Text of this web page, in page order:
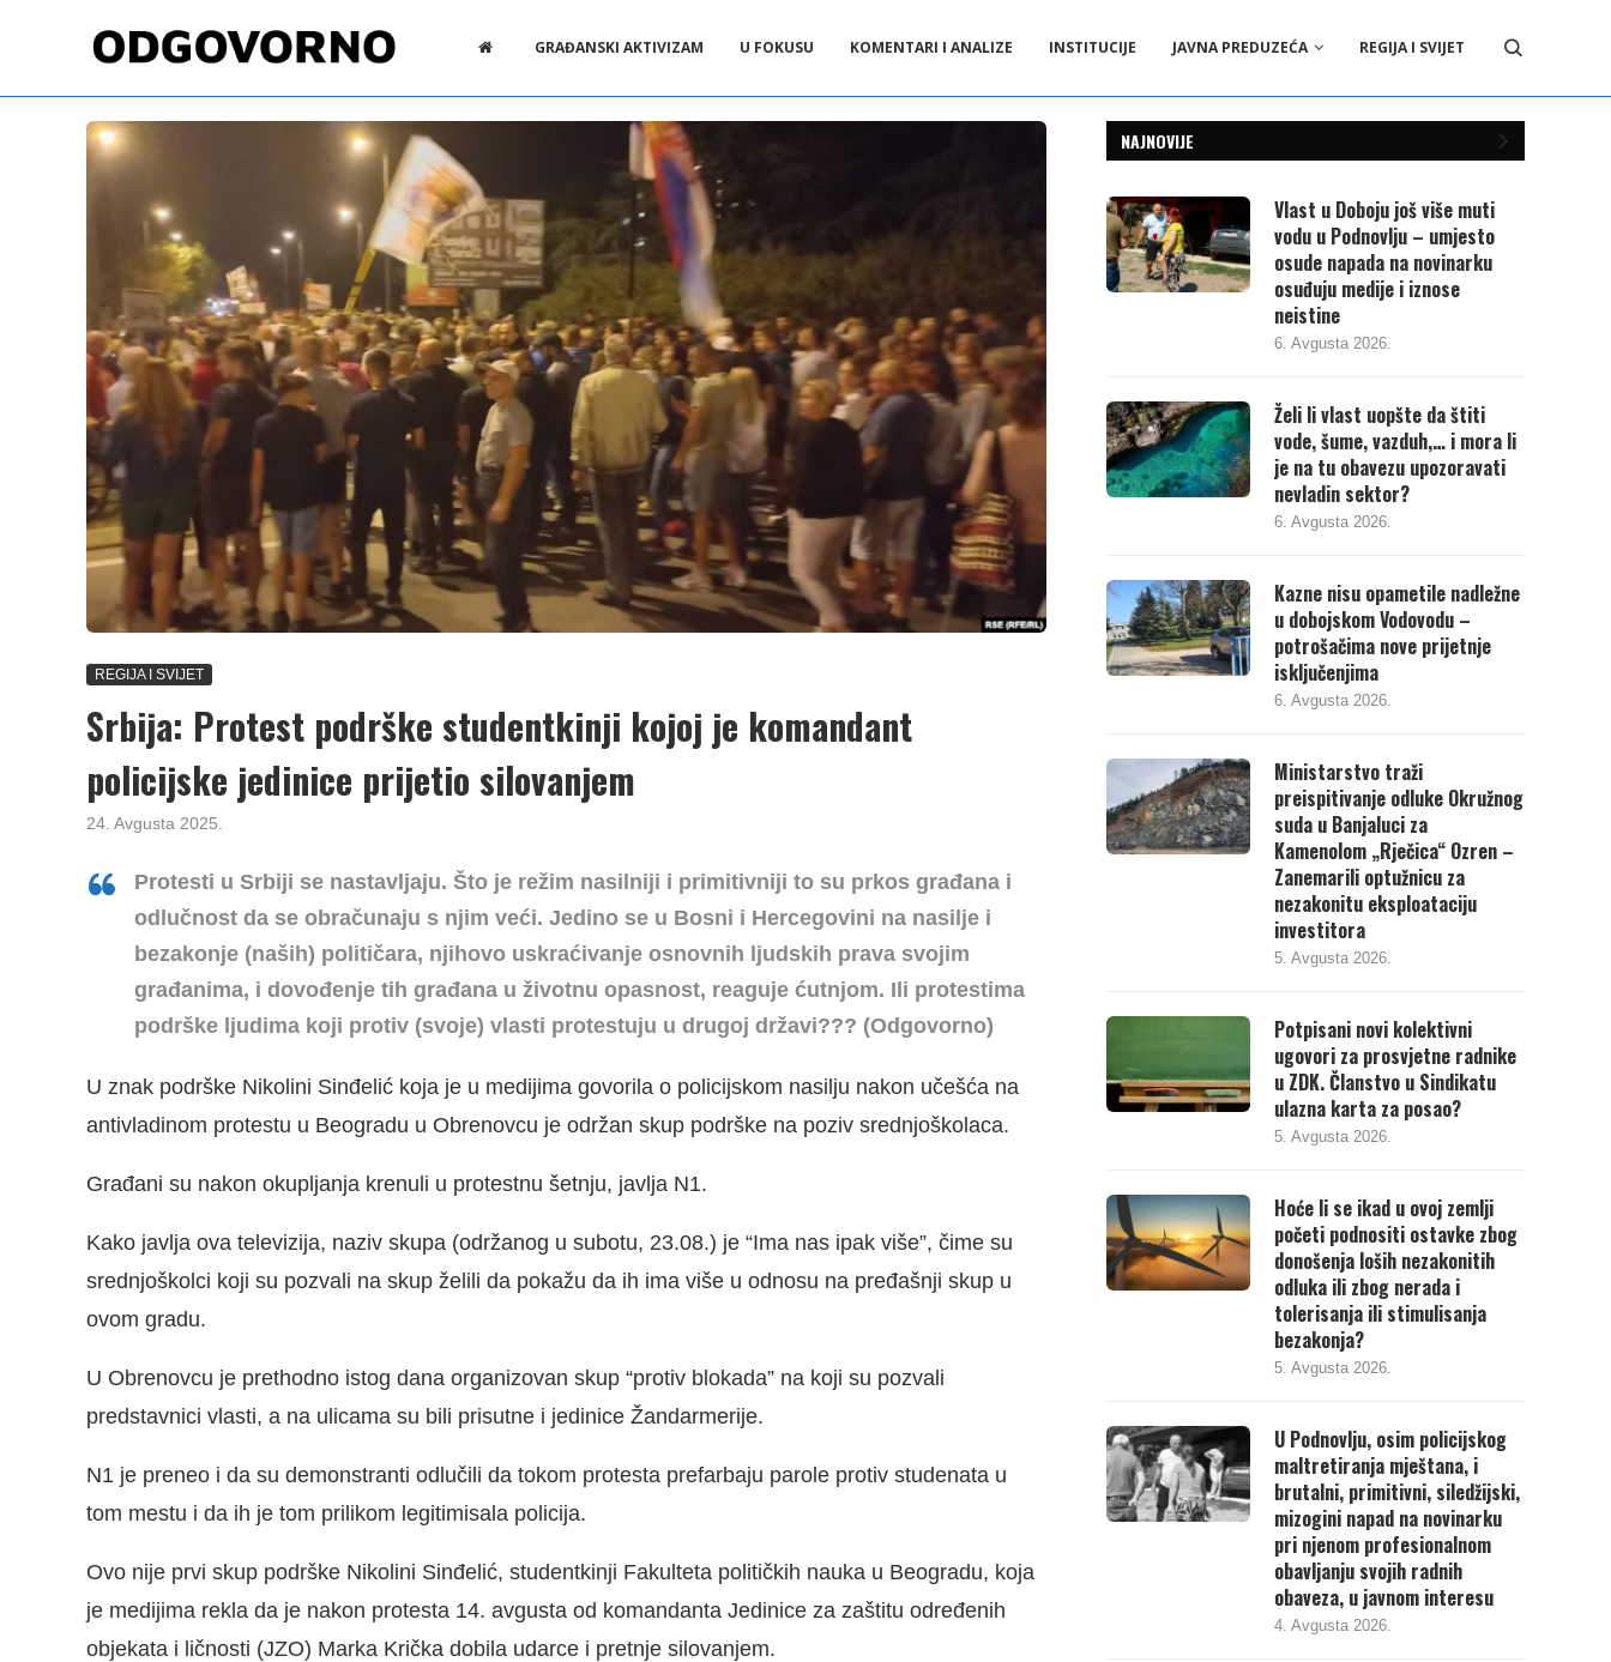
GRAĐANSKI AKTIVIZAM U FOKUSU KOMENTARI I ANALIZE INSTITUCIJE JAVNA PREDUZEĆA REGIJA I SVIJET
REGIJA I SVIJET
Srbija: Protest podrške studentkinji kojoj je komandant
policijske jedinice prijetio silovanjem
24. Avgusta 2025.
Protesti u Srbiji se nastavljaju. Što je režim nasilniji i primitivniji to su prkos građana i
odlučnost da se obračunaju s njim veći. Jedino se u Bosni i Hercegovini na nasilje i
bezakonje (naših) političara, njihovo uskraćivanje osnovnih ljudskih prava svojim
građanima, i dovođenje tih građana u životnu opasnost, reaguje ćutnjom. Ili protestima
podrške ljudima koji protiv (svoje) vlasti protestuju u drugoj državi??? (Odgovorno)
U znak podrške Nikolini Sinđelić koja je u medijima govorila o policijskom nasilju nakon učešća na
antivladinom protestu u Beogradu u Obrenovcu je održan skup podrške na poziv srednjoškolaca.
Građani su nakon okupljanja krenuli u protestnu šetnju, javlja N1.
Kako javlja ova televizija, naziv skupa (održanog u subotu, 23.08.) je “Ima nas ipak više”, čime su
srednjoškolci koji su pozvali na skup želili da pokažu da ih ima više u odnosu na pređašnji skup u
ovom gradu.
U Obrenovcu je prethodno istog dana organizovan skup “protiv blokada” na koji su pozvali
predstavnici vlasti, a na ulicama su bili prisutne i jedinice Žandarmerije.
N1 je preneo i da su demonstranti odlučili da tokom protesta prefarbaju parole protiv studenata u
tom mestu i da ih je tom prilikom legitimisala policija.
Ovo nije prvi skup podrške Nikolini Sinđelić, studentkinji Fakulteta političkih nauka u Beogradu, koja
je medijima rekla da je nakon protesta 14. avgusta od komandanta Jedinice za zaštitu određenih
objekata i ličnosti (JZO) Marka Krička dobila udarce i pretnje silovanjem.
NAJNOVIJE
Vlast u Doboju još više muti
vodu u Podnovlju – umjesto
osude napada na novinarku
osuđuju medije i iznose
neistine
6. Avgusta 2026.
Želi li vlast uopšte da štiti
vode, šume, vazduh,… i mora li
je na tu obavezu upozoravati
nevladin sektor?
6. Avgusta 2026.
Kazne nisu opametile nadležne
u dobojskom Vodovodu –
potrošačima nove prijetnje
isključenjima
6. Avgusta 2026.
Ministarstvo traži
preispitivanje odluke Okružnog
suda u Banjaluci za
Kamenolom „Rječica“ Ozren –
Zanemarili optužnicu za
nezakonitu eksploataciju
investitora
5. Avgusta 2026.
Potpisani novi kolektivni
ugovori za prosvjetne radnike
u ZDK. Članstvo u Sindikatu
ulazna karta za posao?
5. Avgusta 2026.
Hoće li se ikad u ovoj zemlji
početi podnositi ostavke zbog
donošenja loših nezakonitih
odluka ili zbog nerada i
tolerisanja ili stimulisanja
bezakonja?
5. Avgusta 2026.
U Podnovlju, osim policijskog
maltretiranja mještana, i
brutalni, primitivni, siledžijski,
mizogini napad na novinarku
pri njenom profesionalnom
obavljanju svojih radnih
obaveza, u javnom interesu
4. Avgusta 2026.